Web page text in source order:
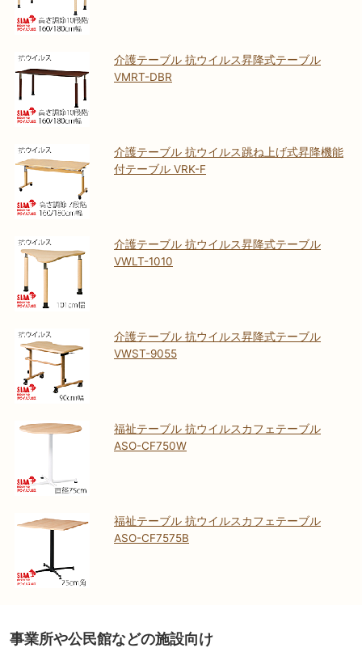
介護テーブル 抗ウイルス昇降式テーブル
VMRT-DBR
介護テーブル 抗ウイルス跳ね上げ式昇降機能
付テーブル VRK-F
介護テーブル 抗ウイルス昇降式テーブル
VWLT-1010
介護テーブル 抗ウイルス昇降式テーブル
VWST-9055
福祉テーブル 抗ウイルスカフェテーブル
ASO-CF750W
福祉テーブル 抗ウイルスカフェテーブル
ASO-CF7575B
事業所や公民館などの施設向け